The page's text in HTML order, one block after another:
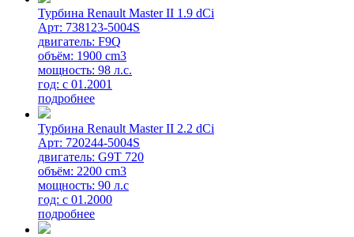
Турбина Renault Master II 1.9 dCi
Арт: 738123-5004S
двигатель: F9Q
объём: 1900 cm3
мощность: 98 л.с.
год: с 01.2001
подробнее
Турбина Renault Master II 2.2 dCi
Арт: 720244-5004S
двигатель: G9T 720
объём: 2200 cm3
мощность: 90 л.с
год: с 01.2000
подробнее